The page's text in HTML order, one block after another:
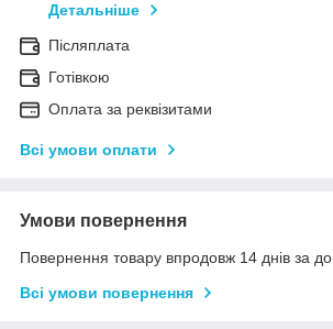
Детальніше
Післяплата
Готівкою
Оплата за реквізитами
Всі умови оплати
Умови повернення
Повернення товару впродовж 14 днів за
Всі умови повернення